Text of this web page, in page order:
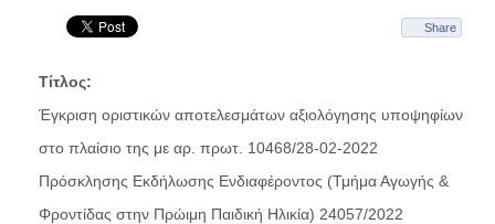
Share
Τίτλος:
Έγκριση οριστικών αποτελεσμάτων αξιολόγησης υποψηφίων
στο πλαίσιο της με αρ. πρωτ. 10468/28-02-2022
Πρόσκλησης Εκδήλωσης Ενδιαφέροντος (Τμήμα Αγωγής &
Φροντίδας στην Πρώιμη Παιδική Ηλικία) 24057/2022